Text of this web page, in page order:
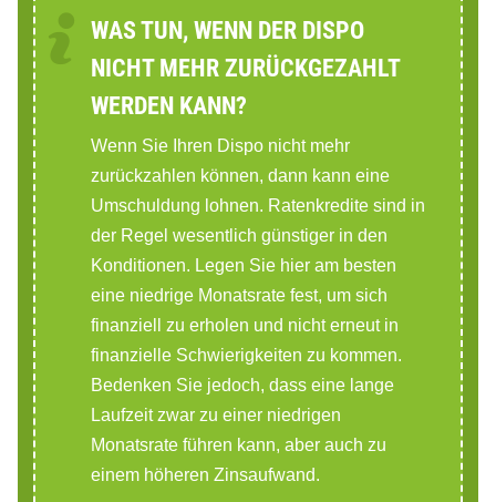
WAS TUN, WENN DER DISPO
NICHT MEHR ZURÜCKGEZAHLT
WERDEN KANN?
Wenn Sie Ihren Dispo nicht mehr
zurückzahlen können, dann kann eine
Umschuldung lohnen. Ratenkredite sind in
der Regel wesentlich günstiger in den
Konditionen. Legen Sie hier am besten
eine niedrige Monatsrate fest, um sich
finanziell zu erholen und nicht erneut in
finanzielle Schwierigkeiten zu kommen.
Bedenken Sie jedoch, dass eine lange
Laufzeit zwar zu einer niedrigen
Monatsrate führen kann, aber auch zu
einem höheren Zinsaufwand.